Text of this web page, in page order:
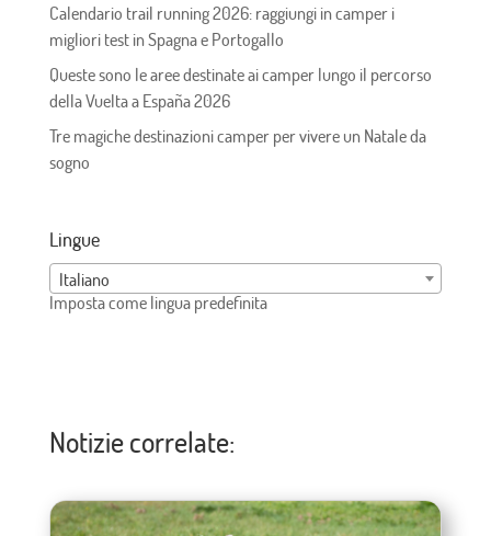
Calendario trail running 2026: raggiungi in camper i
migliori test in Spagna e Portogallo
Queste sono le aree destinate ai camper lungo il percorso
della Vuelta a España 2026
Tre magiche destinazioni camper per vivere un Natale da
sogno
Lingue
Italiano
Imposta come lingua predefinita
Notizie correlate: